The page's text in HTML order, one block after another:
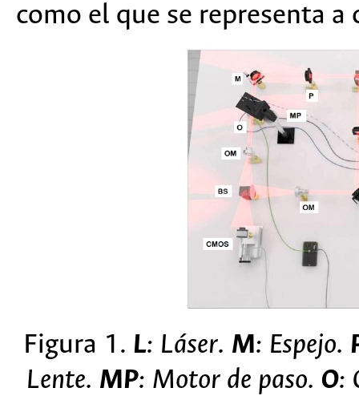
como el que se representa
Figura 1. L: Láser. M: Espejo.
Lente. MP: Motor de paso. O: